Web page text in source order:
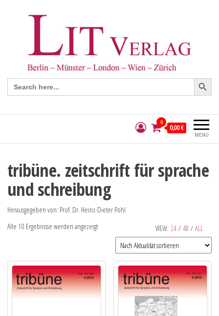
Search
for:
Search Button
MENÜ
0
0,00 €
tribüne. zeitschrift für sprache
und schreibung
Herausgegeben von: Prof. Dr. Heinz-Dieter Pohl
VIEW: 24 / 48 / ALL
Alle 10 Ergebnisse werden angezeigt